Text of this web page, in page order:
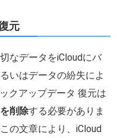
元
なデータをiCloudにバ
いはデータの紛失によ
クアップデータ 復元は
削除する必要がありま
の文章により、iCloud